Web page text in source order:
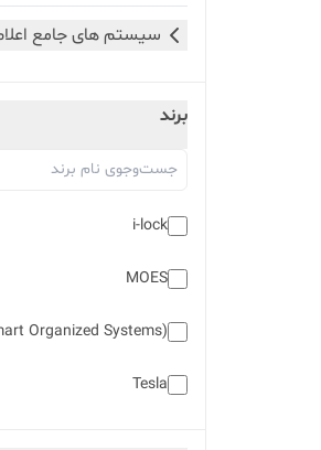
سیستم های جامع
برند
i-lock
MOES
Organized Systems)
Tesla